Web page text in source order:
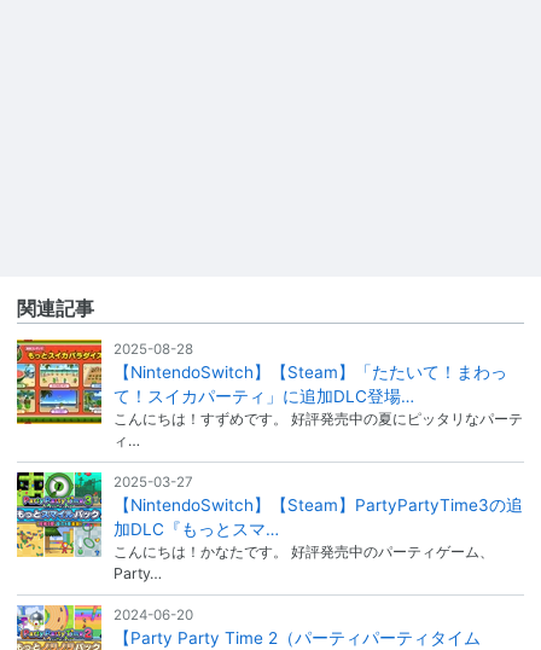
関連記事
2025-08-28
【NintendoSwitch】【Steam】「たたいて！まわっ
て！スイカパーティ」に追加DLC登場…
こんにちは！すずめです。 好評発売中の夏にピッタリなパーテ
ィ…
2025-03-27
【NintendoSwitch】【Steam】PartyPartyTime3の追
加DLC『もっとスマ…
こんにちは！かなたです。 好評発売中のパーティゲーム、
Party…
2024-06-20
【Party Party Time 2（パーティパーティタイム